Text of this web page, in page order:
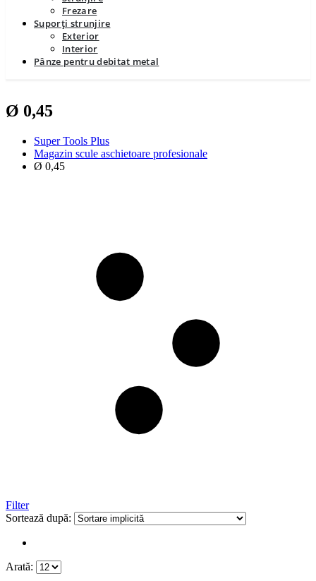
Frezare
Suporți strunjire
Exterior
Interior
Pânze pentru debitat metal
Ø 0,45
Super Tools Plus
Magazin scule aschietoare profesionale
Ø 0,45
Filter
Sortează după:
Arată: